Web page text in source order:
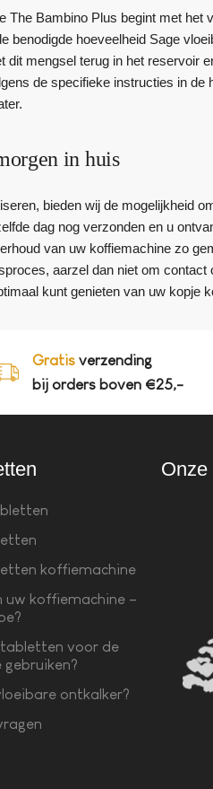
The Bambino Plus begint met
benodigde hoeveelheid Sage
dit mengsel terug in het reservoir
de specifieke instructies in
in huis
bieden wij de mogelijkheid
dag nog verzonden en u
van uw koffiemachine zo
aarzel dan niet om
kunt genieten van uw kopje
Gratis verzending
bij orders boven €25,-
koffiemachine
uw koffiemachine –
voor de
ontkalker?
Onze